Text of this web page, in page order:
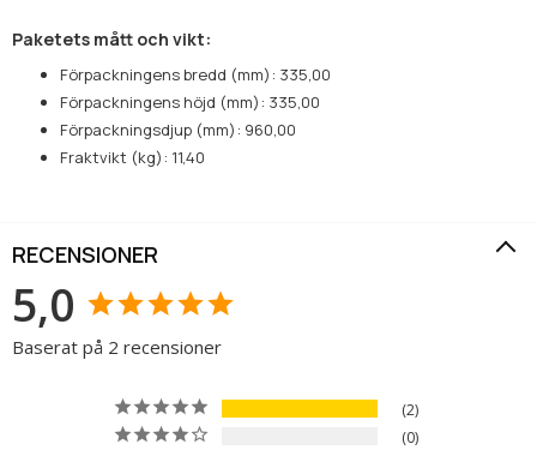
Paketets mått och vikt:
Förpackningens bredd (mm): 335,00
Förpackningens höjd (mm): 335,00
Förpackningsdjup (mm): 960,00
Fraktvikt (kg): 11,40
RECENSIONER
5,0
Baserat på 2 recensioner
2
0